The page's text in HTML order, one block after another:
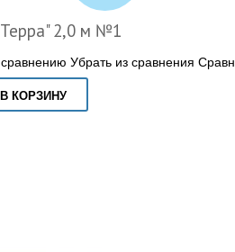
2,0 м №1
Убрать из сравнения
В КОРЗИНУ